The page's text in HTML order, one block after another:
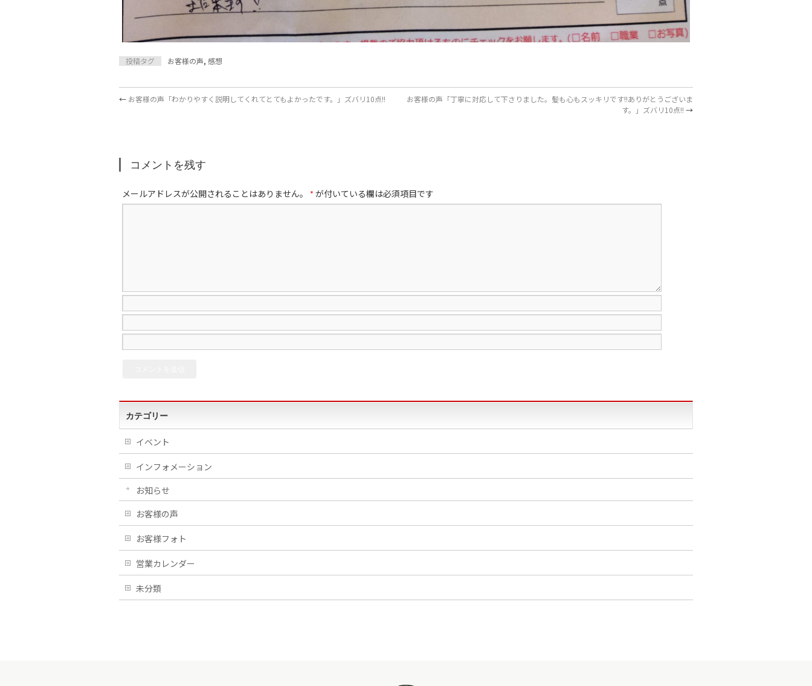
投稿タグ お客様の声, 感想
← お客様の声「わかりやすく説明してくれてとてもよかったです。」ズバリ10点!!
お客様の声「丁寧に対応して下さりました。髪も心もスッキリです!!ありがとうございま
す。」ズバリ10点!! →
コメントを残す
メールアドレスが公開されることはありません。 * が付いている欄は必須項目です
カテゴリー
イベント
インフォメーション
お知らせ
お客様の声
お客様フォト
営業カレンダー
未分類